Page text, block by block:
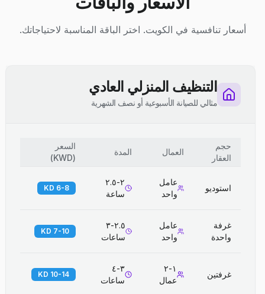
أسعار تنافسية في الكويت. اختر الباقة المناسبة لاحتياجاتك.
التنظيف المنزلي العادي
مثالي للصيانة الأسبوعية أو نصف الشهرية
حجم
العقار
العمال المدة
السعر
(
KWD
)
استوديو
عامل
واحد
٢-٢.٥
ساعة
6-8 KD
غرفة
واحدة
عامل
واحد
٢.٥-٣
ساعات
7-10 KD
غرفتين
١-٢
عمال
٣-٤
ساعات
10-14 KD